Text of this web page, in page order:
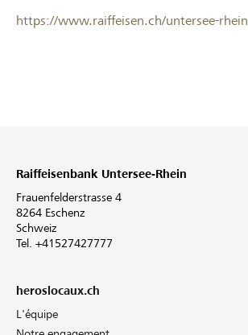
https://www.raiffeisen.ch/untersee-rhein
Raiffeisenbank Untersee-Rhein
Frauenfelderstrasse 4
8264 Eschenz
Schweiz
Tel. +41527427777
heroslocaux.ch
L'équipe